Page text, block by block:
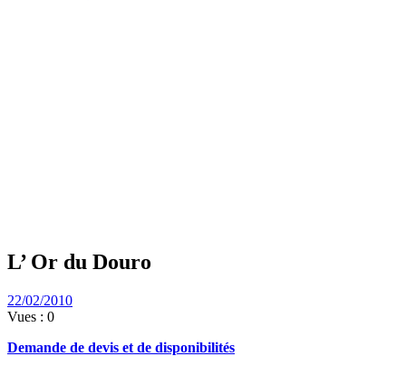
L’ Or du Douro
22/02/2010
Vues : 0
Demande de devis et de disponibilités